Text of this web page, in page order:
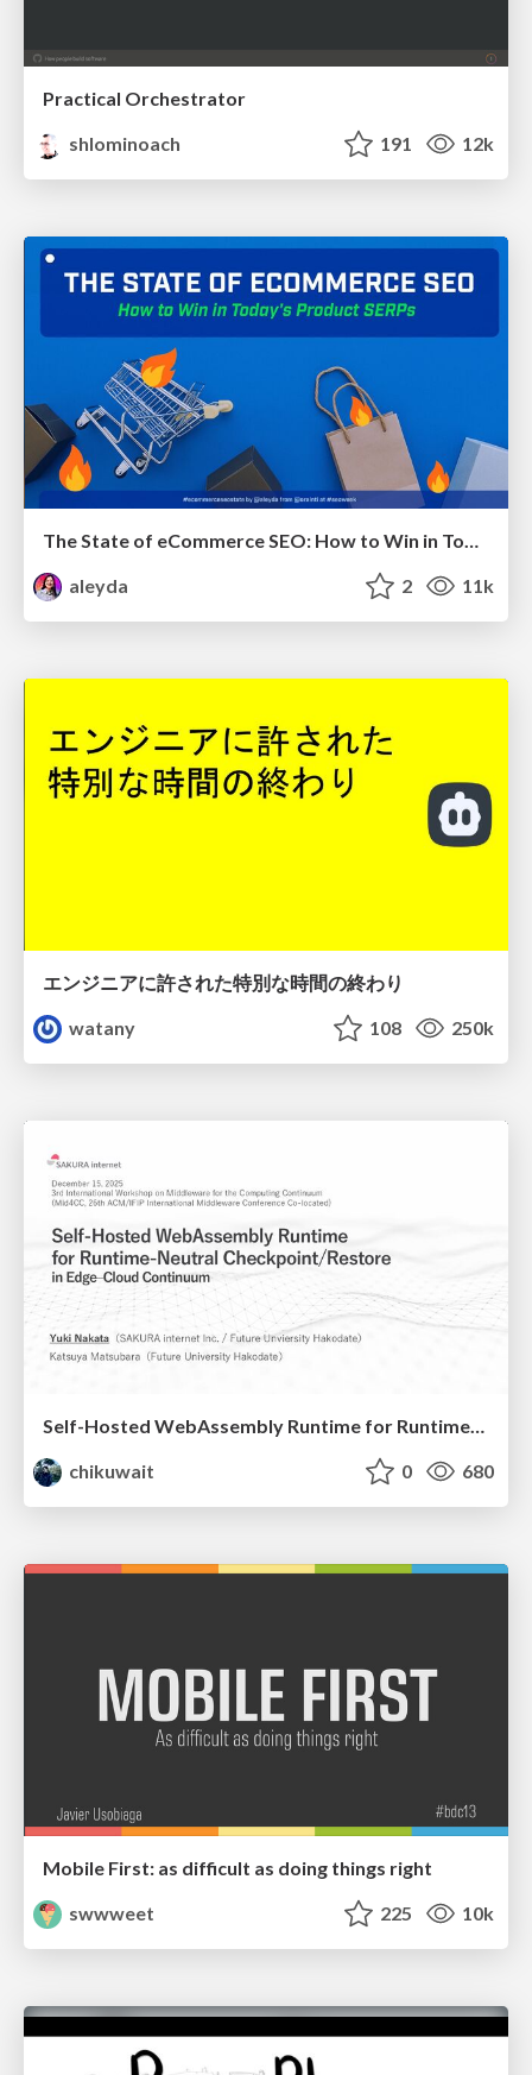
Practical Orchestrator
shlominoach
191 12k
The State of eCommerce SEO: How to Win in Today's Products SERPs - #SEOweek
aleyda
2 11k
エンジニアに許された特別な時間の終わり
watany
108 250k
Self-Hosted WebAssembly Runtime for Runtime-Neutral Checkpoint/Restore in Edge–Cloud Continuum
chikuwait
0 680
Mobile First: as difficult as doing things right
swwweet
225 10k